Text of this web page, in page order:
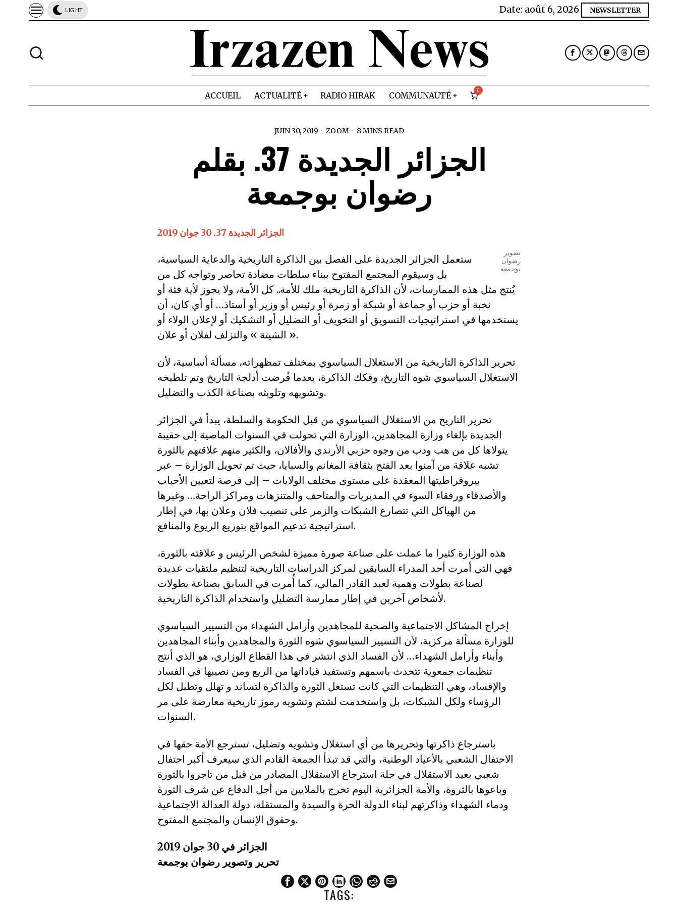
LIGHT Date: août 6, 2026 NEWSLETTER
ACCUEIL ACTUALITÉ RADIO HIRAK COMMUNAUTÉ
0
JUIN 30, 2019 ZOOM 8 MINS READ
الجزائر الجديدة 37. بقلم
رضوان بوجمعة
تصوير
رضوان
بوجمعة
الجزائر الجديدة 37. 30 جوان 2019
ستعمل الجزائر الجديدة على الفصل بين الذاكرة التاريخية والدعاية السياسية،
بل وسيقوم المجتمع المفتوح ببناء سلطات مضادة تحاصر وتواجه كل من
يُنتج مثل هذه الممارسات، لأن الذاكرة التاريخية ملك للأمة.. كل الأمة، ولا يجوز لأية فئة أو
نخبة أو حزب أو جماعة أو شبكة أو زمرة أو رئيس أو وزير أو أستاذ… أو أي كان، أن
يستخدمها في استراتيجيات التسويق أو التخويف أو التضليل أو التشكيك أو لإعلان الولاء أو
« الشيتة » والتزلف لفلان أو علان.
تحرير الذاكرة التاريخية من الاستغلال السياسوي بمختلف تمظهراته، مسألة أساسية، لأن
الاستغلال السياسوي شوه التاريخ، وفكك الذاكرة، بعدما فُرضت أدلجة التاريخ وتم تلطيخه
وتشويهه وتلويثه بصناعة الكذب والتضليل.
تحرير التاريخ من الاستغلال السياسوي من قبل الحكومة والسلطة، يبدأ في الجزائر
الجديدة بإلغاء وزارة المجاهدين، الوزارة التي تحولت في السنوات الماضية إلى حقيبة
يتولاها كل من هب ودب من وجوه حزبي الأرندي والأفالان، والكثير منهم علاقتهم بالثورة
تشبه علاقة من آمنوا بعد الفتح بثقافة المغانم والسبايا، حيث تم تحويل الوزارة – عبر
بيروقراطيتها المعقدة على مستوى مختلف الولايات – إلى فرصة لتعيين الأحباب
والأصدقاء ورفقاء السوء في المديريات والمتاحف والمتنزهات ومراكز الراحة… وغيرها
من الهياكل التي تتصارع الشبكات والزمر على تنصيب فلان وعلان بها، في إطار
استراتيجية تدعيم المواقع بتوزيع الريوع والمنافع.
هذه الوزارة كثيرا ما عملت على صناعة صورة مميزة لشخص الرئيس و علاقته بالثورة،
فهي التي أمرت أحد المدراء السابقين لمركز الدراسات التاريخية لتنظيم ملتقيات عديدة
لصناعة بطولات وهمية لعبد القادر المالي، كما أُمرت في السابق بصناعة بطولات
لأشخاص آخرين في إطار ممارسة التضليل واستخدام الذاكرة التاريخية.
إخراج المشاكل الاجتماعية والصحية للمجاهدين وأرامل الشهداء من التسيير السياسوي
للوزارة مسألة مركزية، لأن التسيير السياسوي شوه الثورة والمجاهدين وأبناء المجاهدين
وأبناء وأرامل الشهداء… لأن الفساد الذي انتشر في هذا القطاع الوزاري، هو الذي أنتج
تنظيمات جمعوية تتحدث باسمهم وتستفيد قياداتها من الريع ومن نصيبها في الفساد
والإفساد، وهي التنظيمات التي كانت تستغل الثورة والذاكرة لتساند و تهلل وتطبل لكل
الرؤساء ولكل الشبكات، بل واستخدمت لشتم وتشويه رموز تاريخية معارضة على مر
السنوات.
باسترجاع ذاكرتها وتحريرها من أي استغلال وتشويه وتضليل، تسترجع الأمة حقها في
الاحتفال الشعبي بالأعياد الوطنية، والتي قد تبدأ الجمعة القادم الذي سيعرف أكبر احتفال
شعبي بعيد الاستقلال في حلة استرجاع الاستقلال المصادر من قبل من تاجروا بالثورة
وباعوها بالثروة، والأمة الجزائرية اليوم تخرج بالملايين من أجل الدفاع عن شرف الثورة
ودماء الشهداء وذاكرتهم لبناء الدولة الحرة والسيدة والمستقلة، دولة العدالة الاجتماعية
وحقوق الإنسان والمجتمع المفتوح.
الجزائر في 30 جوان 2019
تحرير وتصوير رضوان بوجمعة
TAGS: